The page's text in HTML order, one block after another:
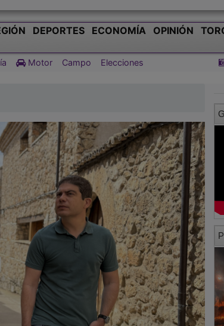
DEPORTES ECONOMÍA OPINIÓN
Motor Campo Elecciones